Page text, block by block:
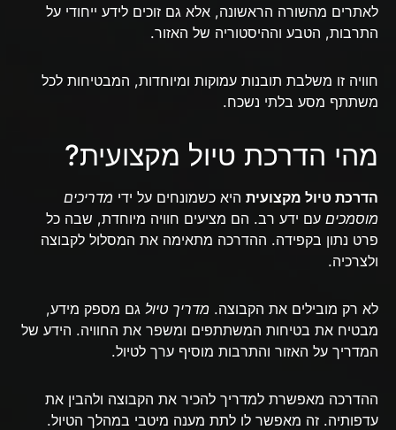
לאתרים מהשורה הראשונה, אלא גם זוכים לידע ייחודי על
התרבות, הטבע וההיסטוריה של האזור.
חוויה זו משלבת תובנות עמוקות ומיוחדות, המבטיחות לכל
משתתף מסע בלתי נשכח.
מהי הדרכת טיול מקצועית?
הדרכת טיול מקצועית היא כשמונחים על ידי מדריכים
מוסמכים עם ידע רב. הם מציעים חוויה מיוחדת, שבה כל
פרט נתון בקפידה. ההדרכה מתאימה את המסלול לקבוצה
ולצרכיה.
לא רק מובילים את הקבוצה. מדריך טיול גם מספק מידע,
מבטיח את בטיחות המשתתפים ומשפר את החוויה. הידע של
המדריך על האזור והתרבות מוסיף ערך לטיול.
ההדרכה מאפשרת למדריך להכיר את הקבוצה ולהבין את
עדפותיה. זה מאפשר לו לתת מענה מיטבי במהלך הטיול.